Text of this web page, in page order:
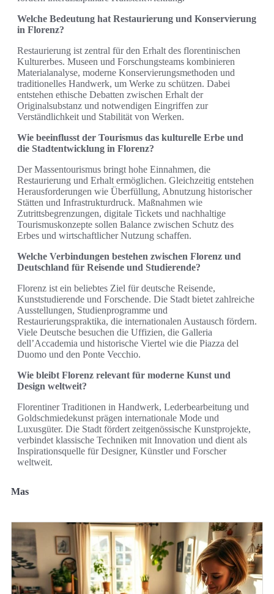
Welche Bedeutung hat Restaurierung und Konservierung
in Florenz?
Restaurierung ist zentral für den Erhalt des florentinischen
Kulturerbes. Museen und Forschungsteams kombinieren
Materialanalyse, moderne Konservierungsmethoden und
traditionelles Handwerk, um Werke zu schützen. Dabei
entstehen ethische Debatten zwischen Erhalt der
Originalsubstanz und notwendigen Eingriffen zur
Verständlichkeit und Stabilität von Werken.
Wie beeinflusst der Tourismus das kulturelle Erbe und
die Stadtentwicklung in Florenz?
Der Massentourismus bringt hohe Einnahmen, die
Restaurierung und Erhalt ermöglichen. Gleichzeitig entstehen
Herausforderungen wie Überfüllung, Abnutzung historischer
Stätten und Infrastrukturdruck. Maßnahmen wie
Zutrittsbegrenzungen, digitale Tickets und nachhaltige
Tourismuskonzepte sollen Balance zwischen Schutz des
Erbes und wirtschaftlicher Nutzung schaffen.
Welche Verbindungen bestehen zwischen Florenz und
Deutschland für Reisende und Studierende?
Florenz ist ein beliebtes Ziel für deutsche Reisende,
Kunststudierende und Forschende. Die Stadt bietet zahlreiche
Ausstellungen, Studienprogramme und
Restaurierungspraktika, die internationalen Austausch fördern.
Viele Deutsche besuchen die Uffizien, die Galleria
dell’Accademia und historische Viertel wie die Piazza del
Duomo und den Ponte Vecchio.
Wie bleibt Florenz relevant für moderne Kunst und
Design weltweit?
Florentiner Traditionen in Handwerk, Lederbearbeitung und
Goldschmiedekunst prägen internationale Mode und
Luxusgüter. Die Stadt fördert zeitgenössische Kunstprojekte,
verbindet klassische Techniken mit Innovation und dient als
Inspirationsquelle für Designer, Künstler und Forscher
weltweit.
Mas